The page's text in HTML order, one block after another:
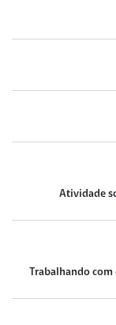
Atividade
Trabalhando com